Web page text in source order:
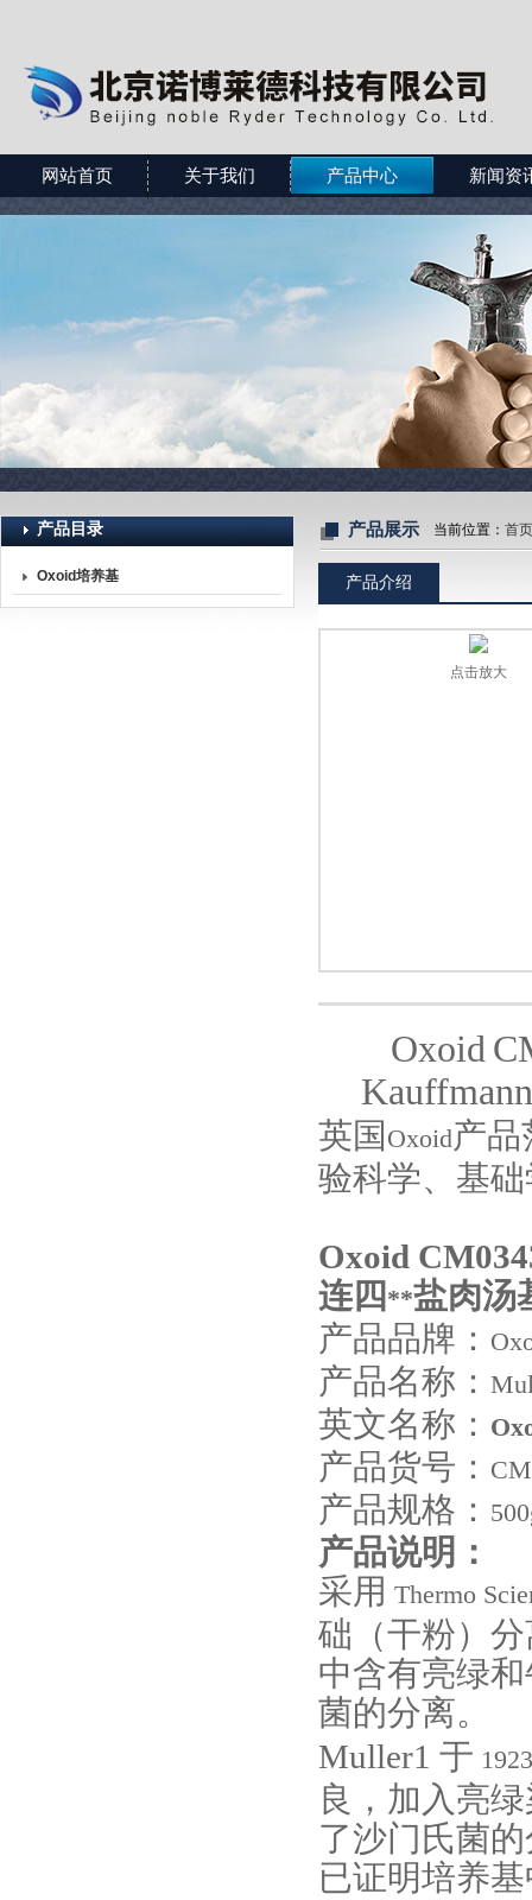
北京诺博莱德科技有限公司
网站首页 关于我们 产品中心 新闻资
产品目录
Oxoid培养基
产品展示 当前位置： 首页
产品介绍
点击放大
Oxoid
Kauffmann
英国 Oxoid产品
验科学、基
Oxoid
连四 **盐肉汤
产品品牌：
产品名称：
英文名称：
产品货号：
产品规格：
产品说明：
采用 Thermo
础（干粉）
中含有亮绿
菌的分离。
Muller1 于
良，加入亮
了沙门氏菌
已证明培养